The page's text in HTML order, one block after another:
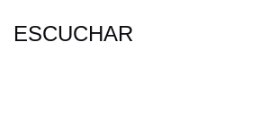
ESCUCHAR